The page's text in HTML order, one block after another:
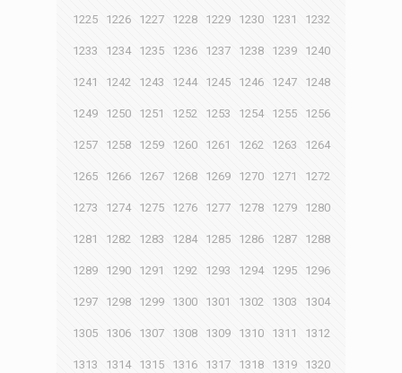
1225 1226 1227 1228 1229 1230 1231 1232
1233 1234 1235 1236 1237 1238 1239 1240
1241 1242 1243 1244 1245 1246 1247 1248
1249 1250 1251 1252 1253 1254 1255 1256
1257 1258 1259 1260 1261 1262 1263 1264
1265 1266 1267 1268 1269 1270 1271 1272
1273 1274 1275 1276 1277 1278 1279 1280
1281 1282 1283 1284 1285 1286 1287 1288
1289 1290 1291 1292 1293 1294 1295 1296
1297 1298 1299 1300 1301 1302 1303 1304
1305 1306 1307 1308 1309 1310 1311 1312
1313 1314 1315 1316 1317 1318 1319 1320